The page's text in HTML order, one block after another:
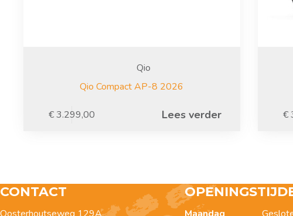
Qio
Qio Compact AP-8 2026
€3.299,00 Lees verder €
CONTACT